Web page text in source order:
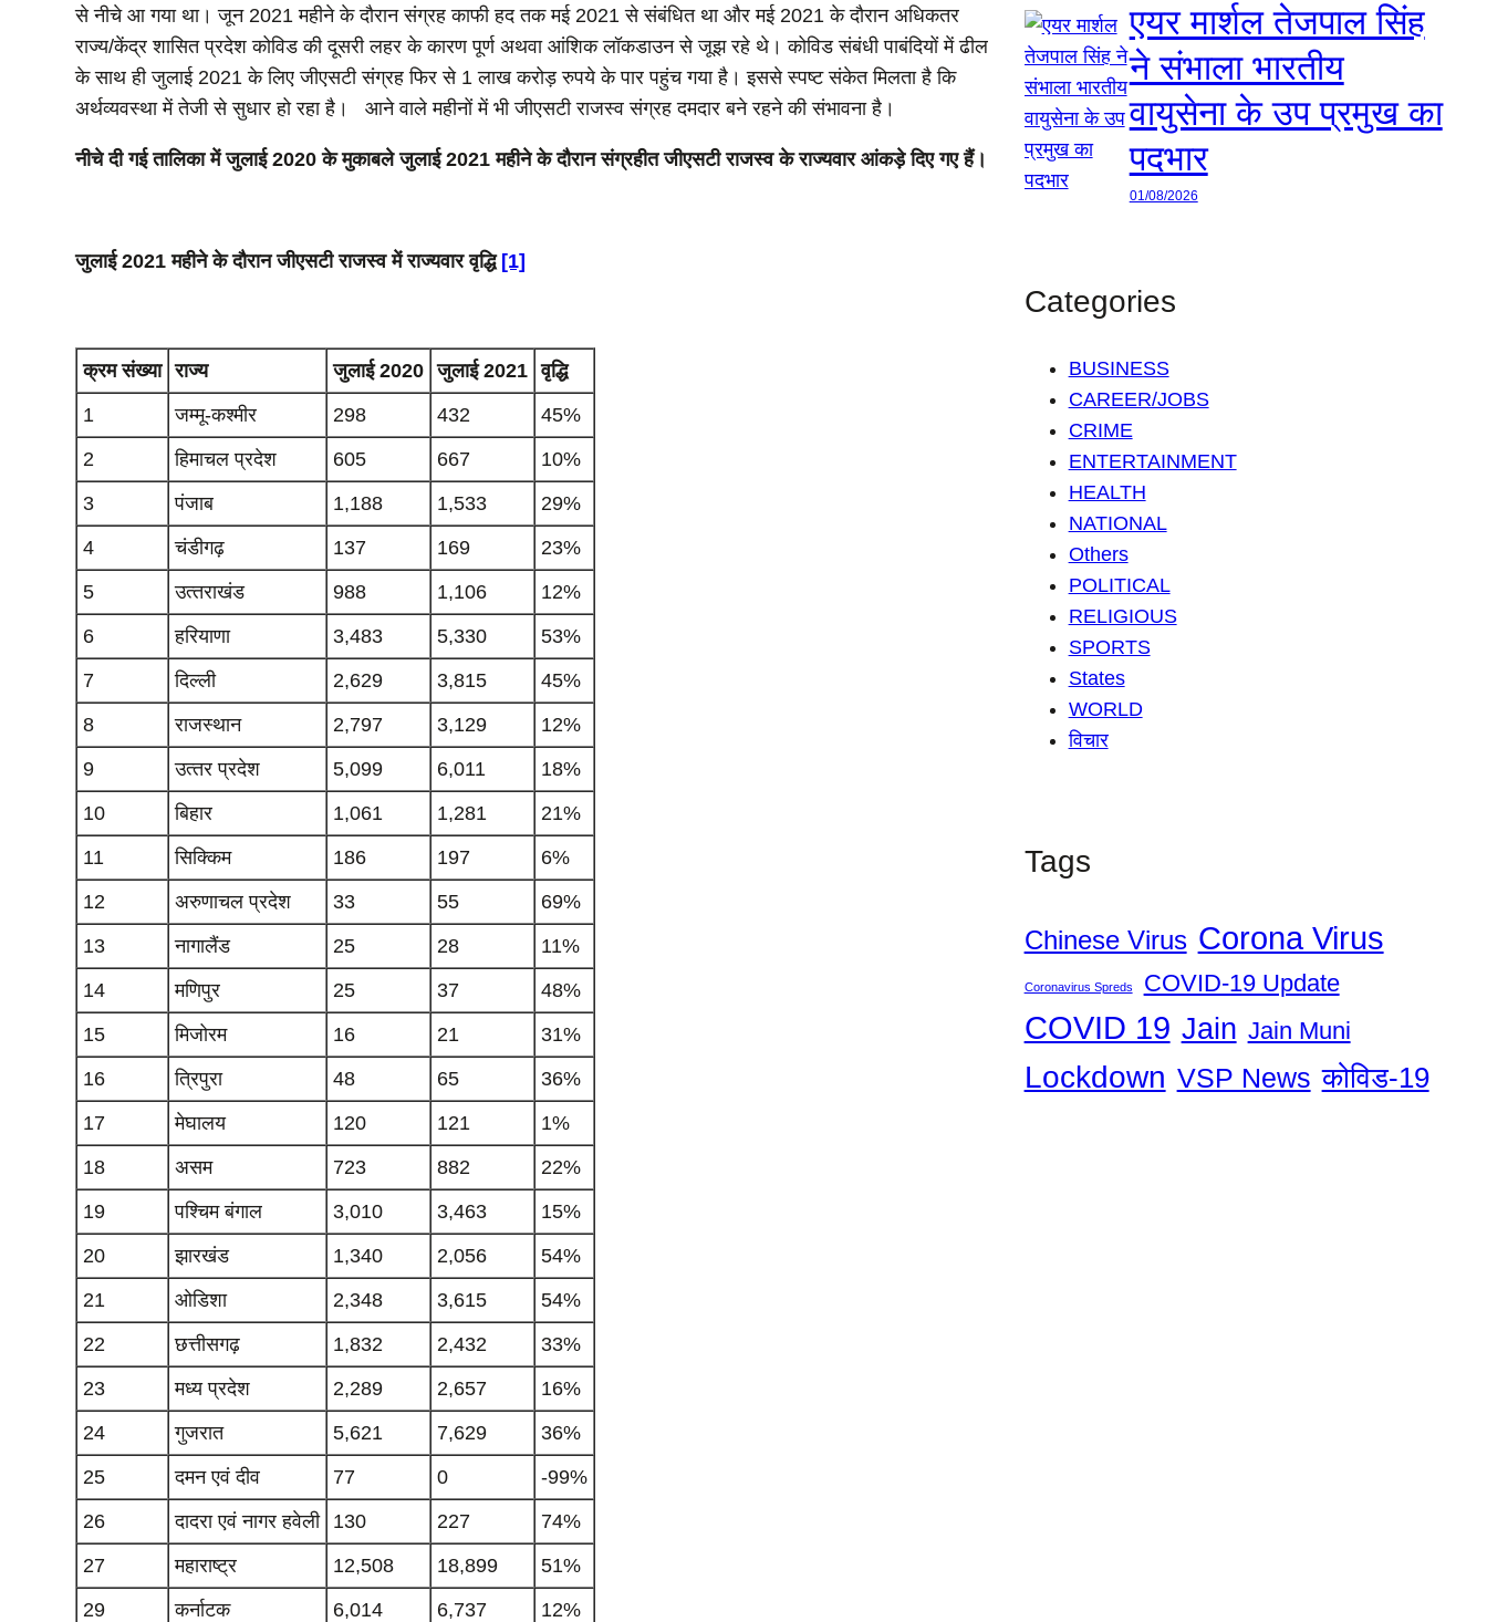
से नीचे आ गया था। जून 2021 महीने के दौरान संग्रह काफी हद तक मई 2021 से संबंधित था और मई 2021 के दौरान अधिकतर
राज्‍य/केंद्र शासित प्रदेश कोविड की दूसरी लहर के कारण पूर्ण अथवा आंशिक लॉकडाउन से जूझ रहे थे। कोविड संबंधी पाबंदियों में ढील
के साथ ही जुलाई 2021 के लिए जीएसटी संग्रह फिर से 1 लाख करोड़ रुपये के पार पहुंच गया है। इससे स्पष्ट संकेत मिलता है कि
अर्थव्यवस्था में तेजी से सुधार हो रहा है। आने वाले महीनों में भी जीएसटी राजस्व संग्रह दमदार बने रहने की संभावना है।
नीचे दी गई तालिका में जुलाई 2020 के मुकाबले जुलाई 2021 महीने के दौरान संग्रहीत जीएसटी राजस्‍व के राज्यवार आंकड़े दिए गए हैं।
जुलाई 2021 महीने के दौरान जीएसटी राजस्‍व में राज्यवार वृद्धि [1]
क्रम संख्‍या राज्‍य जुलाई 2020 जुलाई 2021 वृद्धि
1
जम्‍मू-कश्‍मीर 298 432
45%
2
हिमाचल प्रदेश 605 667
10%
3
पंजाब 1,188 1,533
29%
4
चंडीगढ़ 137 169
23%
5
उत्‍तराखंड 988 1,106
12%
6
हरियाणा 3,483 5,330
53%
7
दिल्‍ली 2,629 3,815
45%
8
राजस्‍थान 2,797 3,129
12%
9
उत्‍तर प्रदेश 5,099 6,011
18%
10
बिहार 1,061 1,281
21%
11
सिक्किम 186 197
6%
12
अरुणाचल प्रदेश 33 55
69%
13
नागालैंड 25 28
11%
14
मणिपुर 25 37
48%
15
मिजोरम 16 21
31%
16
त्रिपुरा 48 65
36%
17
मेघालय 120 121
1%
18
असम 723 882
22%
19
पश्चिम बंगाल 3,010 3,463
15%
20
झारखंड 1,340 2,056
54%
21
ओडिशा 2,348 3,615
54%
22
छत्तीसगढ़ 1,832 2,432
33%
23
मध्‍य प्रदेश 2,289 2,657
16%
24
गुजरात 5,621 7,629
36%
25
दमन एवं दीव 77 0
-99%
26
दादरा एवं नागर हवेली 130 227
74%
27
महाराष्ट्र 12,508 18,899
51%
29
कर्नाटक 6,014 6,737
12%
एयर मार्शल तेजपाल सिंह
ने संभाला भारतीय
वायुसेना के उप प्रमुख का
पदभार
01/08/2026
Categories
BUSINESS
CAREER/JOBS
CRIME
ENTERTAINMENT
HEALTH
NATIONAL
Others
POLITICAL
RELIGIOUS
SPORTS
States
WORLD
विचार
Tags
Chinese Virus Corona Virus
Coronavirus Spreds COVID-19 Update
COVID 19 Jain Jain Muni
Lockdown VSP News कोविड-19